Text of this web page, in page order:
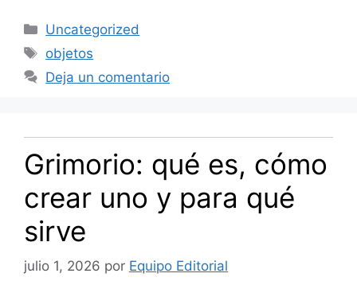
Categorías
Uncategorized
Etiquetas
objetos
Deja un comentario
Grimorio: qué es, cómo
crear uno y para qué
sirve
julio 1, 2026 por Equipo Editorial